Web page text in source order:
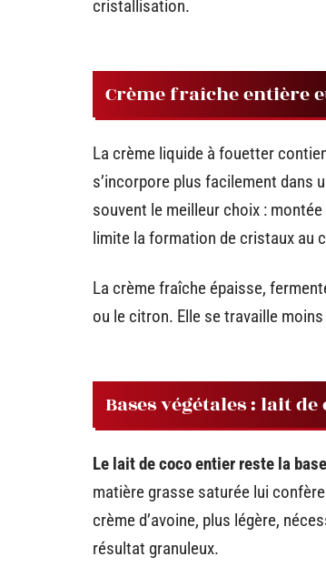
cristallisation.
Crème fraîche entière
La crème liquide à fouetter
s’incorpore plus facilement dans
souvent le meilleur choix :
limite la formation de cristaux au
La crème fraîche épaisse,
ou le citron. Elle se travaille
Bases végétales : lait
Le lait de coco entier reste la
matière grasse saturée lui
crème d’avoine, plus légère,
résultat granuleux.